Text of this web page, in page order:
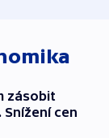
zásobit
cen